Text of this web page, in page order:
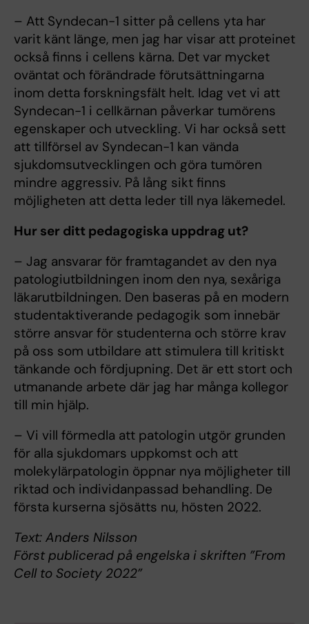
– Att Syndecan-1 sitter på cellens yta har
varit känt länge, men jag har visar att proteinet
också finns i cellens kärna. Det var mycket
oväntat och förändrade förutsättningarna
inom detta forskningsfält helt. Idag vet vi att
Syndecan-1 i cellkärnan påverkar tumörens
egenskaper och utveckling. Vi har också sett
att tillförsel av Syndecan-1 kan vända
sjukdomsutvecklingen och göra tumören
mindre aggressiv. På lång sikt finns
möjligheten att detta leder till nya läkemedel.
Hur ser ditt pedagogiska uppdrag ut?
– Jag ansvarar för framtagandet av den nya
patologiutbildningen inom den nya, sexåriga
läkarutbildningen. Den baseras på en modern
studentaktiverande pedagogik som innebär
större ansvar för studenterna och större krav
på oss som utbildare att stimulera till kritiskt
tänkande och fördjupning. Det är ett stort och
utmanande arbete där jag har många kollegor
till min hjälp.
– Vi vill förmedla att patologin utgör grunden
för alla sjukdomars uppkomst och att
molekylärpatologin öppnar nya möjligheter till
riktad och individanpassad behandling. De
första kurserna sjösätts nu, hösten 2022.
Text: Anders Nilsson
Först publicerad på engelska i skriften ”From
Cell to Society 2022”